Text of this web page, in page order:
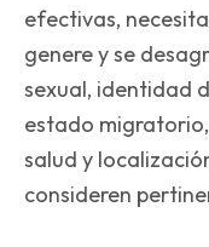
efectivas,
genere y se
sexual, identidad
estado
salud y
consideren